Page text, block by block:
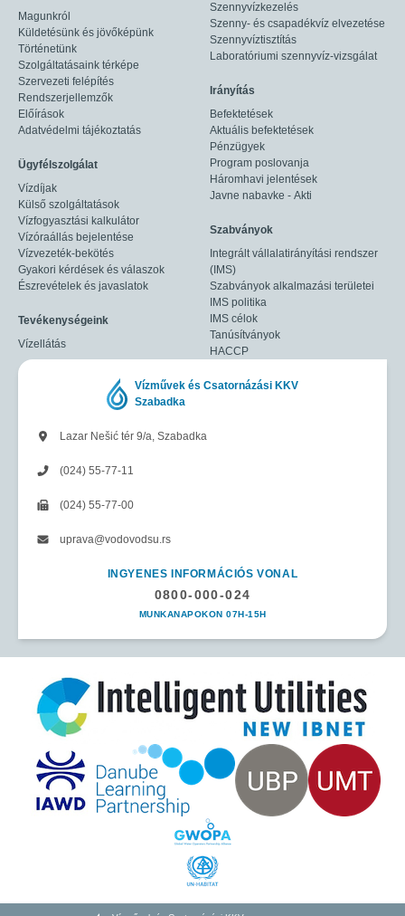
Magunkról
Küldetésünk és jövőképünk
Történetünk
Szolgáltatásaink térképe
Szervezeti felépítés
Rendszerjellemzők
Előírások
Adatvédelmi tájékoztatás
Ügyfélszolgálat
Vízdíjak
Külső szolgáltatások
Vízfogyasztási kalkulátor
Vízóraállás bejelentése
Vízvezeték-bekötés
Gyakori kérdések és válaszok
Észrevételek és javaslatok
Tevékenységeink
Vízellátás
Szennyvízkezelés
Szenny- és csapadékvíz elvezetése
Szennyvíztisztítás
Laboratóriumi szennyvíz-vizsgálat
Irányítás
Befektetések
Aktuális befektetések
Pénzügyek
Program poslovanja
Háromhavi jelentések
Javne nabavke - Akti
Szabványok
Integrált vállalatirányítási rendszer
(IMS)
Szabványok alkalmazási területei
IMS politika
IMS célok
Tanúsítványok
HACCP
Vízművek és Csatornázási KKV
Szabadka
Lazar Nešić tér 9/a, Szabadka
(024) 55-77-11
(024) 55-77-00
uprava@vodovodsu.rs
INGYENES INFORMÁCIÓS VONAL
0800-000-024
MUNKANAPOKON 07H-15H